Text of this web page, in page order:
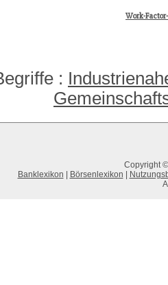
Work-
:
Copyright
Banklexikon
Börsenlexikon